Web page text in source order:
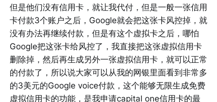
但是他们没有信用卡，就让我代付，但是一般一张信用
卡付款3个账户之后，Google就会把这张卡风控掉，就
没有办法再继续付款，但是有这个虚拟卡之后，哪怕
Google把这张卡给风控了，我直接把这张虚拟信用卡
删除掉，然后再生成另外一张虚拟信用卡，就可以正常
的付款了，所以说大家可以从我的网银里面看到非常多
的3美元的Google voice付款，这个能够无限生成免费
虚拟信用卡的功能，是我申请capital one信用卡的最